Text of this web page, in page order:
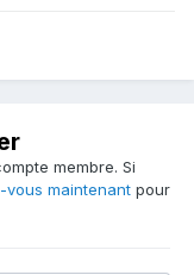
membre. Si
maintenant pour